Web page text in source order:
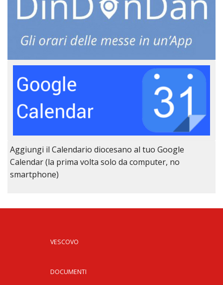
Aggiungi il Calendario diocesano al tuo Google
Calendar (la prima volta solo da computer, no
smartphone)
VESCOVO
DOCUMENTI